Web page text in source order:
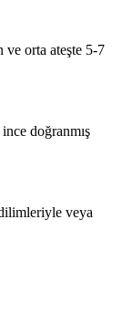
orta ateşte 5-7
doğranmış
veya